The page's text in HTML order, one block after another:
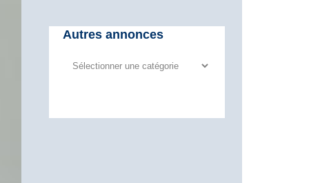
Autres annonces
Autres